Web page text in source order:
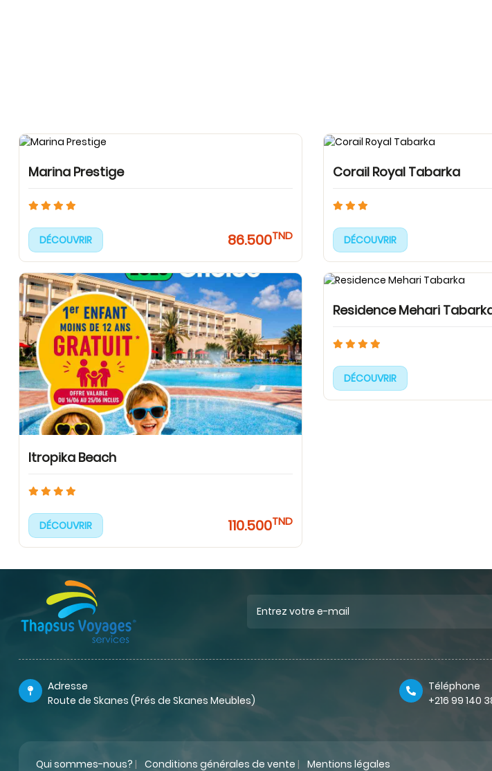
Marina Prestige
DÉCOUVRIR 86.500TND
Corail Royal Tabarka
DÉCOUVRIR
Itropika Beach
DÉCOUVRIR 110.500TND
Residence Mehari
DÉCOUVRIR
Adresse
Route de Skanes (Prés de Skanes Meubles)
Téléphone
+216 99 140
Qui sommes-nous? | Conditions générales de vente | Mentions légales